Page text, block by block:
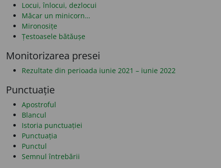
Locui, înlocui, dezlocui
Măcar un minicorn…
Mironosițe
Țestoasele bătăușe
Monitorizarea presei
Rezultate din perioada iunie 2021 – iunie 2022
Punctuație
Apostroful
Blancul
Istoria punctuației
Punctuația
Punctul
Semnul întrebării